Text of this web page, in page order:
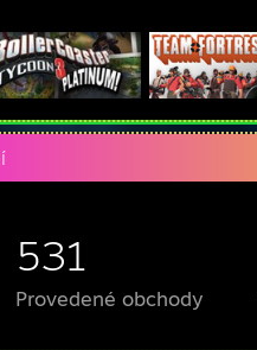
531
Provedené obchody